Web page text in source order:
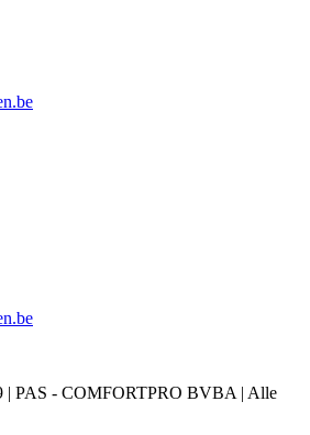
| PAS - COMFORTPRO BVBA | Alle